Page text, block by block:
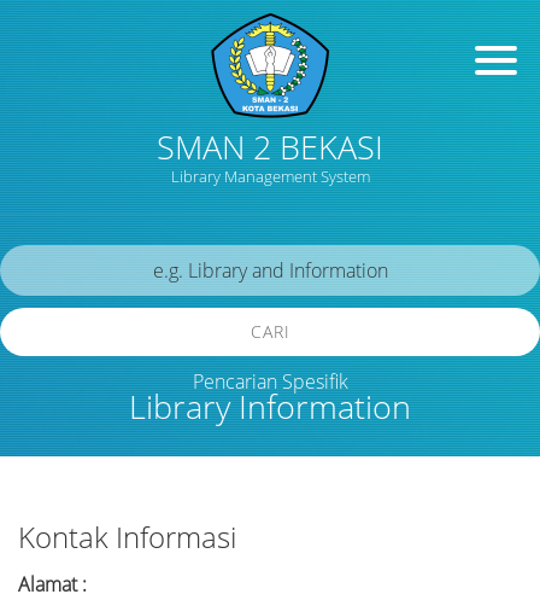
SMAN 2 BEKASI
Library Management System
Library Information
CARI
Pencarian Spesifik
Kontak Informasi
Alamat :